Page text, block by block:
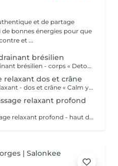
et de partage
bonnes énergies pour que
et ...
brésilien
DRAIN & SCULPT massage drainant brésilien - corps « Detoxing is necessary to heal » Lorsque la circulation lymphatique est ralentie, le corps accumule toxines, gonflements et inflammations. Stimuler ce système essentiel permet au corps de se libérer, de s'apaiser et de retrouver son équilibre naturel. DRAINE - DÉCONGESTIONNE - SOULAGE Le drainage lymphatique est un massage de bien-être profond, inspiré d'une méthode reconnue pour son efficacité et ses résultats visibles lors de cure. La lymphe, essentielle à l'élimination des déchets et à la régulation de l'inflammation, ne circule pas seule : elle a besoin d'être activée par des manoeuvres précises. Ce soin associe des pressions rythmées, fermes ou plus douces selon l'option définie avec la praticienne, afin de stimuler intensément la circulation lymphatique sur l'ensemble du corps. Il aide à décongestionner les tissus, à réduire les gonflements et la rétention d'eau, et à apaiser les sensations d'inflammation. Au-delà de ses effets drainants, ce soin procure aussi une profonde sensation de relâchement, favorisant un bien-être global et durable, tant physique que mental. What do you get ? Une sensation immédiate de légèreté, un corps décongestionné, une diminution des gonflements et un profond sentiment de bien-être. La peau retrouve souplesse, tonicité et éclat. Les effets sont encore meilleurs lors d'une cure. Avant le soin : Évitez de manger juste avant la séance afin d'optimiser le confort et les effets du drainage. Après le soin : Boire beaucoup d'eau est essentiel pour accompagner le drainage et soutenir l'élimination naturelle stimulée durant la séance. Si vous avez des questions sur les techniques utilisées, n'hésitez pas à nous écrire ou demander directement à notre thérapeute. Ce soin n'est pas pris en charge par les assurances complémentaires.
relaxant dos et crâne
FREE YOUR MIND massage relaxant - dos et crâne « Calm your mind and experience true disconnection » Trop souvent, notre esprit est envahi par des pensées incessantes, qui nous empêchent de nous détendre pleinement. RELAXANT - DÉCONNEXION - IMMERSION Free Your Mind a été conçu pour t'offrir une expérience unique de déconnexion totale. Grâce à des techniques de massage manuelles variées, ce soin immersif pour le dos et le crâne va libérer tes tensions profondes et apaiser ton mental. Chaque geste est pensé pour te guider vers un état de calme intérieur, permettant à ton esprit de se vider et de se ressourcer. What do you get ? Un esprit apaisé et des tensions libérées. Tous nos massages sont personnalisés selon tes préférences. Si vous avez des questions sur les techniques utilisées, n'hésitez pas à nous écrire ou demander directement à notre thérapeute. Ce soin n'est pas pris en charge par les assurances complémentaires.
relaxant profond
STRESS RESET & RENEW Massage relaxant profond - haut du corps « Release the tension, reset your mind » Stress Reset & Renew est un soin conçu pour relâcher les tensions et favoriser une profonde détente physique et mentale. En se concentrant sur le haut du corps (trapèzes, nuque, épaules, visage et cuir chevelu) ce massage ciblé aide à soulager les zones où le stress et la fatigue s'accumulent le plus. DÉTENTE - LIBÉRATION - RÉCUPÉRATION Grâce à des gestes profonds, précis et enveloppants, ce massage permet de dénouer les tensions musculaires, d'améliorer la circulation et de réduire les sensations de raideur ou de surcharge. Il est particulièrement recommandé pour les personnes souffrant de tensions récurrentes dans le haut du corps, souvent liées au stress, à une posture prolongée ou à une charge mentale importante. Ce moment de relaxation intense favorise un véritable lâcher-prise, aide à calmer l'esprit et procure une sensation de légèreté et de clarté mentale durable. What do you get ? Un esprit apaisé, une détente musculaire profonde et une sensation de reset du corps. Tous nos massages sont personnalisés selon tes préférences. Si vous avez des questions sur les techniques utilisées, n'hésitez pas à nous écrire ou à demander directement à notre thérapeute.Ce soin n'est pas pris en charge par les assurances complémentaires.